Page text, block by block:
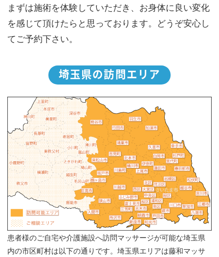
まずは施術を体験していただき、お身体に良い変化
を感じて頂けたらと思っております。どうぞ安心し
てご予約下さい。
埼玉県の訪問エリア
患者様のご自宅や介護施設へ訪問マッサージが可能な埼玉県
内の市区町村は以下の通りです。埼玉県エリアは藤和マッサ